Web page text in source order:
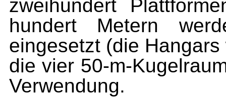
zweihundert
hundert Metern
eingesetzt (die
die vier 50-m-
Verwendung.